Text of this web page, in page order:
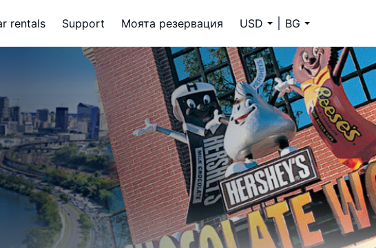
rentals Support Моята резервация USD BG